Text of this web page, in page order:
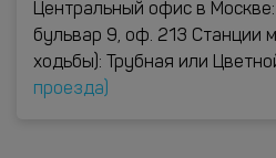
Центральный офис в
бульвар 9, оф. 213 Станции
ходьбы): Трубная или
проезда)